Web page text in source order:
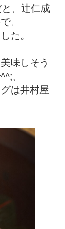
、辻仁成
、
た。
味しそう
、
は井村屋